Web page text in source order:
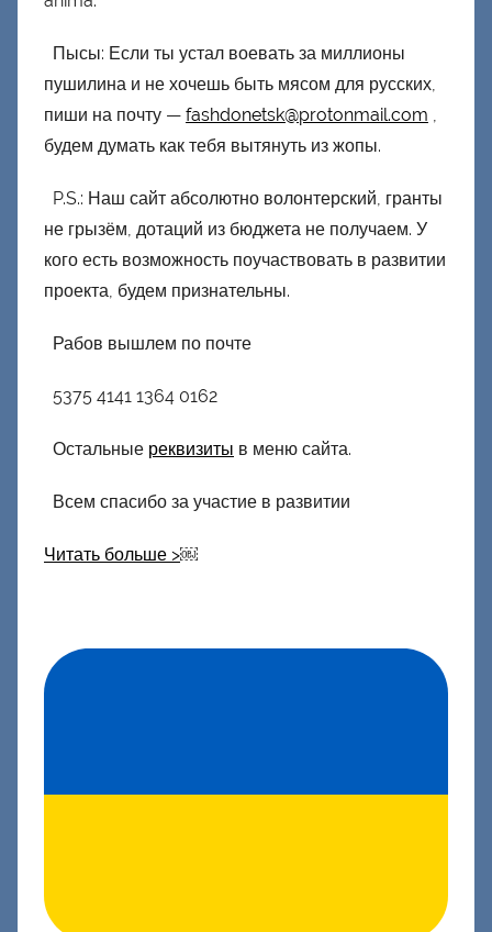
Пысы: Если ты устал воевать за миллионы
пушилина и не хочешь быть мясом для русских,
пиши на почту — fashdonetsk@protonmail.com
будем думать как тебя вытянуть из жопы.
P.S.: Наш сайт абсолютно волонтерский, гранты
не грызём, дотаций из бюджета не получаем. У
кого есть возможность поучаствовать в развитии
проекта, будем признательны.
Рабов вышлем по почте
5375 4141 1364 0162
Остальные реквизиты в меню сайта.
Всем спасибо за участие в развитии
Читать больше >￼